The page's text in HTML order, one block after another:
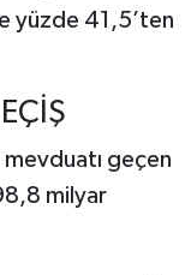
yüzde 41,5’ten
geçen
milyar